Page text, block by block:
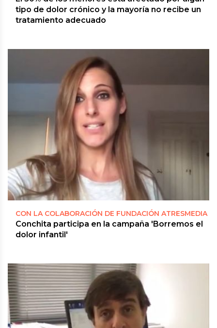
tipo de dolor crónico y la mayoría no recibe un
tratamiento adecuado
CON LA COLABORACIÓN DE FUNDACIÓN ATRESMEDIA
Conchita participa en la campaña 'Borremos el
dolor infantil'